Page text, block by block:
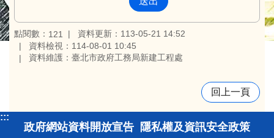
點閱數： 121
資料更新：113-05-21 14:52
資料檢視：114-08-01 10:45
資料維護：臺北市政府工務局新建工程處
回上一頁
:::
政府網站資料開放宣告 隱私權及資訊安全政策